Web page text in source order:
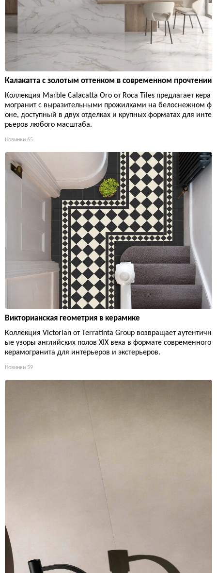
Калакатта с золотым оттенком в современном прочтении
Коллекция Marble Calacatta Oro от Roca Tiles предлагает кера
могранит с выразительными прожилками на белоснежном ф
оне, доступный в двух отделках и крупных форматах для инте
рьеров любого масштаба.
Новинки 65
Викторианская геометрия в керамике
Коллекция Victorian от Terratinta Group возвращает аутентичн
ые узоры английских полов XIX века в формате современного
керамогранита для интерьеров и экстерьеров.
Новинки 59